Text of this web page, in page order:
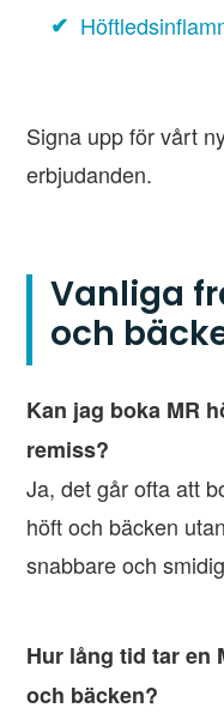
Signa upp för vårt
erbjudanden.
Vanliga
och
Kan jag boka MR
remiss?
Ja, det går ofta att
höft och bäcken
snabbare och
Hur lång tid tar en
och bäcken?